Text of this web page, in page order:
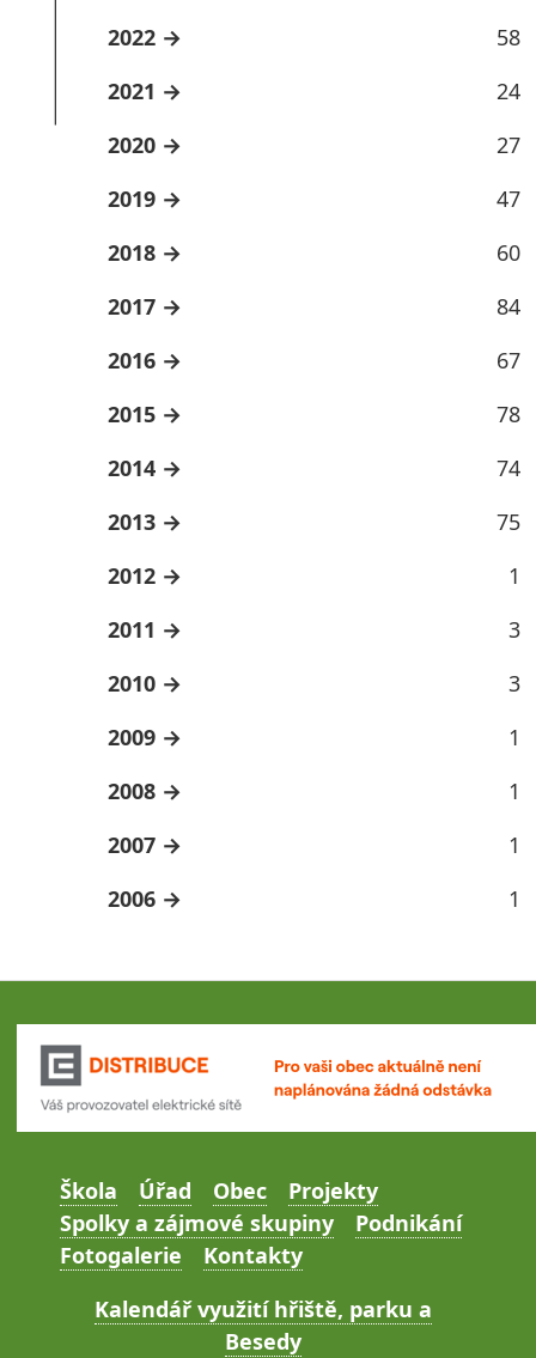
2022
58
2021
24
2020
27
2019
47
2018
60
2017
84
2016
67
2015
78
2014
74
2013
75
2012
1
2011
3
2010
3
2009
1
2008
1
2007
1
2006
1
Škola Úřad Obec
Projekty
Spolky a zájmové skupiny
Podnikání
Fotogalerie
Kontakty
Kalendář využití hřiště, parku a
Besedy